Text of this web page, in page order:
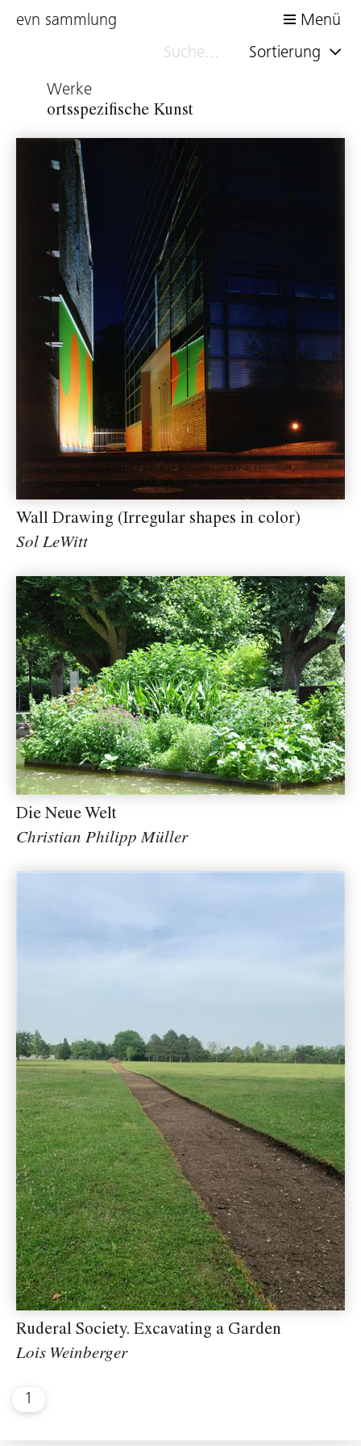
evn sammlung
Menü
Sortierung
Werke
ortsspezifische Kunst
Wall Drawing (Irregular shapes in color)
Sol LeWitt
Die Neue Welt
Christian Philipp Müller
Ruderal Society. Excavating a Garden
Lois Weinberger
1